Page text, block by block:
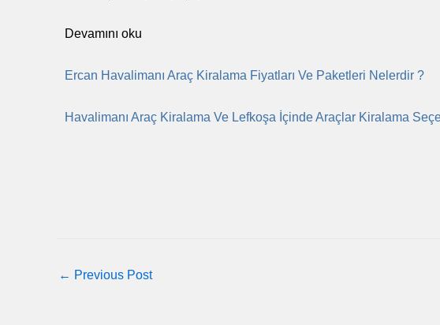
Devamını oku
Ercan Havalimanı Araç Kiralama Fiyatları Ve Paketleri Nelerdir ?
Havalimanı Araç Kiralama Ve Lefkoşa İçinde Araçlar Kiralama
← Previous Post